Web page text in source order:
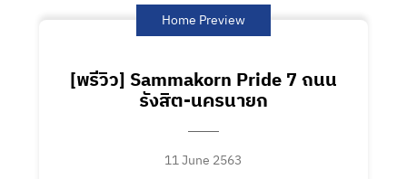
Home Preview
[พรีวิว] Sammakorn Pride 7 ถนน
รังสิต-นครนายก
11 June 2563